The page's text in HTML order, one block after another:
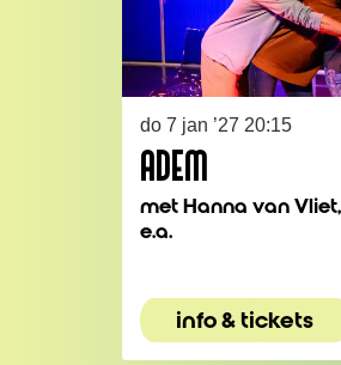
ADEM
met Hanna van
e.a.
do 7 jan ’27 20:15
info & tickets